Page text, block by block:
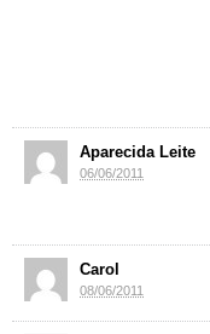
Aparecida Leite
06/06/2011
Carol
08/06/2011